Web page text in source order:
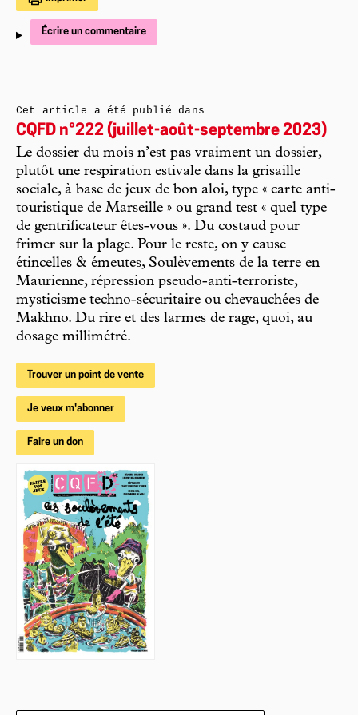
Écrire un commentaire
Cet article a été publié dans
CQFD n°222 (juillet-août-septembre 2023)
Le dossier du mois n’est pas vraiment un dossier,
plutôt une respiration estivale dans la grisaille
sociale, à base de jeux de bon aloi, type « carte anti-
touristique de Marseille » ou grand test « quel type
de gentrificateur êtes-vous ». Du costaud pour
frimer sur la plage. Pour le reste, on y cause
étincelles & émeutes, Soulèvements de la terre en
Maurienne, répression pseudo-anti-terroriste,
mysticisme techno-sécuritaire ou chevauchées de
Makhno. Du rire et des larmes de rage, quoi, au
dosage millimétré.
Trouver un point de vente
Je veux m'abonner
Faire un don